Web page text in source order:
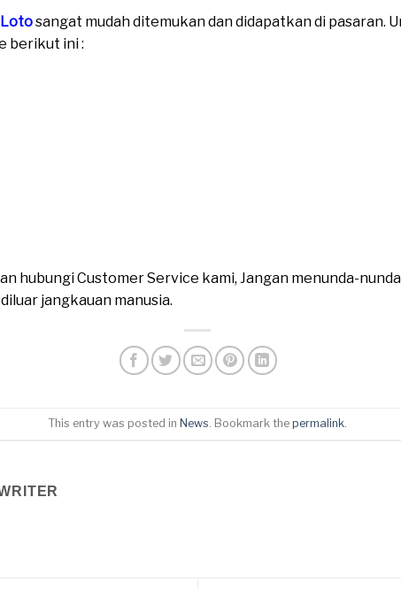
Lotosangat mudah ditemukan dan didapatkan di pasaran.
berikut ini :
hubungi Customer Service kami, Jangan menunda-
jangkauan manusia.
This entry was posted in News . Bookmark the permalink